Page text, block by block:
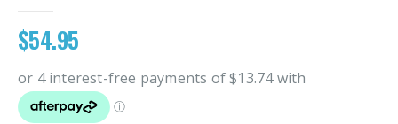
$54.95